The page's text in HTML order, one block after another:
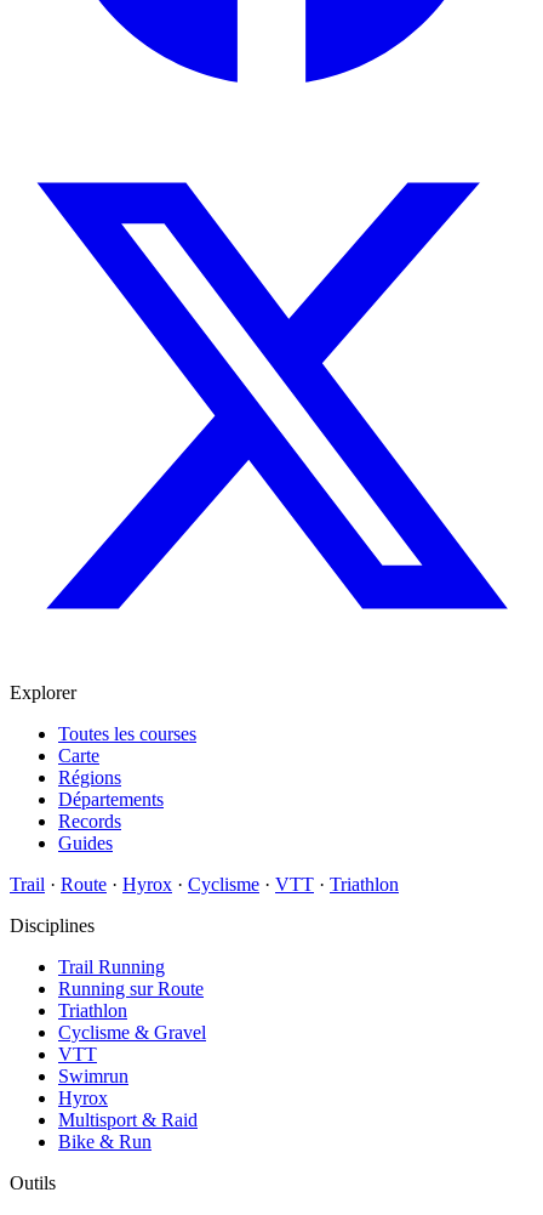
Explorer
Toutes les courses
Carte
Régions
Départements
Records
Guides
Trail · Route · Hyrox · Cyclisme · VTT · Triathlon
Disciplines
Trail Running
Running sur Route
Triathlon
Cyclisme & Gravel
VTT
Swimrun
Hyrox
Multisport & Raid
Bike & Run
Outils